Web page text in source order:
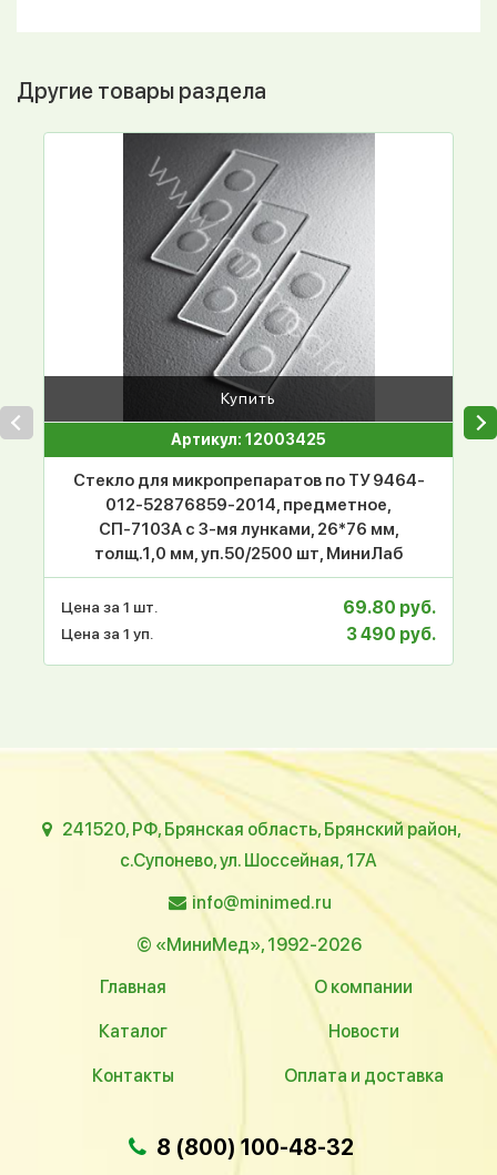
Другие товары раздела
Купить
Артикул: 12003425
Стекло для микропрепаратов по ТУ 9464-
012-52876859-2014, предметное,
СП-7103А с 3-мя лунками, 26*76 мм,
толщ.1,0 мм, уп.50/2500 шт, МиниЛаб
Цена за 1 шт. 69.80 руб.
Цена за 1 уп. 3 490 руб.
241520, РФ, Брянская область, Брянский район,
с.Супонево, ул. Шоссейная, 17А
info@minimed.ru
© «МиниМед», 1992-2026
Главная
О компании
Каталог Новости
Контакты Оплата и доставка
8 (800) 100-48-32